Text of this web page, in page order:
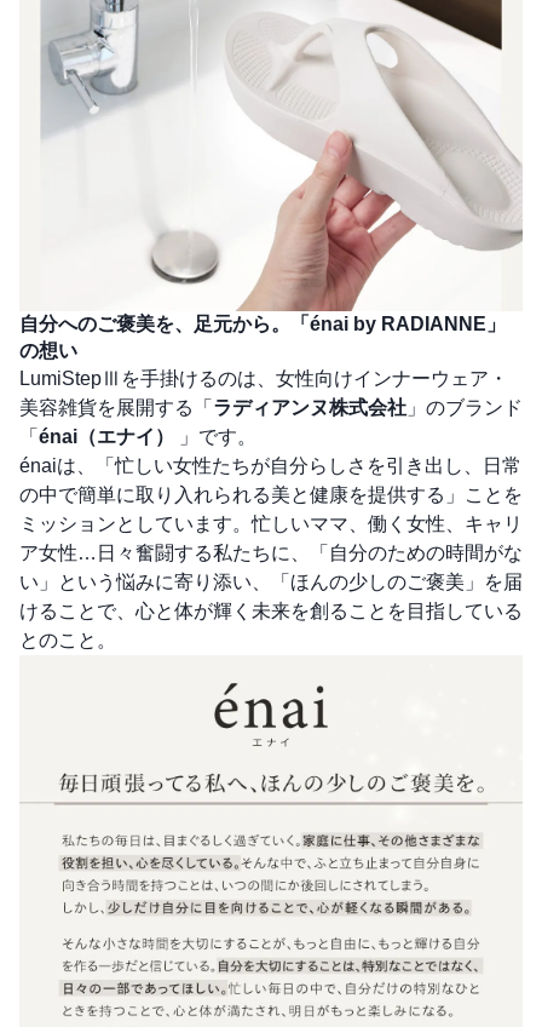
自分へのご褒美を、足元から。「énai by RADIANNE」
の想い
LumiStepⅢを手掛けるのは、女性向けインナーウェア・
美容雑貨を展開する「 ラディアンヌ株式会社 」のブランド
「 énai（エナイ）
」です。
énaiは、「忙しい女性たちが自分らしさを引き出し、日常
の中で簡単に取り入れられる美と健康を提供する」ことを
ミッションとしています。忙しいママ、働く女性、キャリ
ア女性…日々奮闘する私たちに、「自分のための時間がな
い」という悩みに寄り添い、「ほんの少しのご褒美」を届
けることで、心と体が輝く未来を創ることを目指している
とのこと。